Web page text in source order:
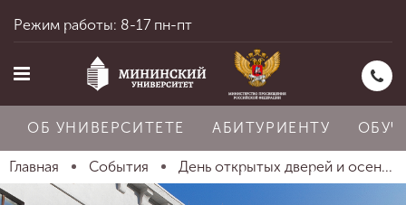
Режим работы: 8-17 пн-пт
ОБ УНИВЕРСИТЕТЕ АБИТУРИЕНТУ
Главная События День открытых дверей и осен...